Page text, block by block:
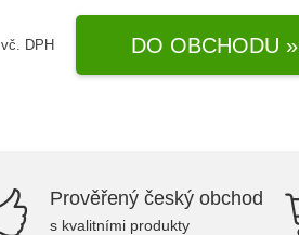
vč. DPH DO OBCHODU »
Prověřený český obchod
s kvalitními produkty